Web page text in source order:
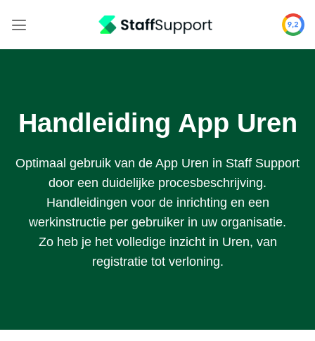
Handleiding App Uren
Optimaal gebruik van de App Uren in Staff Support
door een duidelijke procesbeschrijving.
Handleidingen voor de inrichting en een
werkinstructie per gebruiker in uw organisatie.
Zo heb je het volledige inzicht in Uren, van
registratie tot verloning.